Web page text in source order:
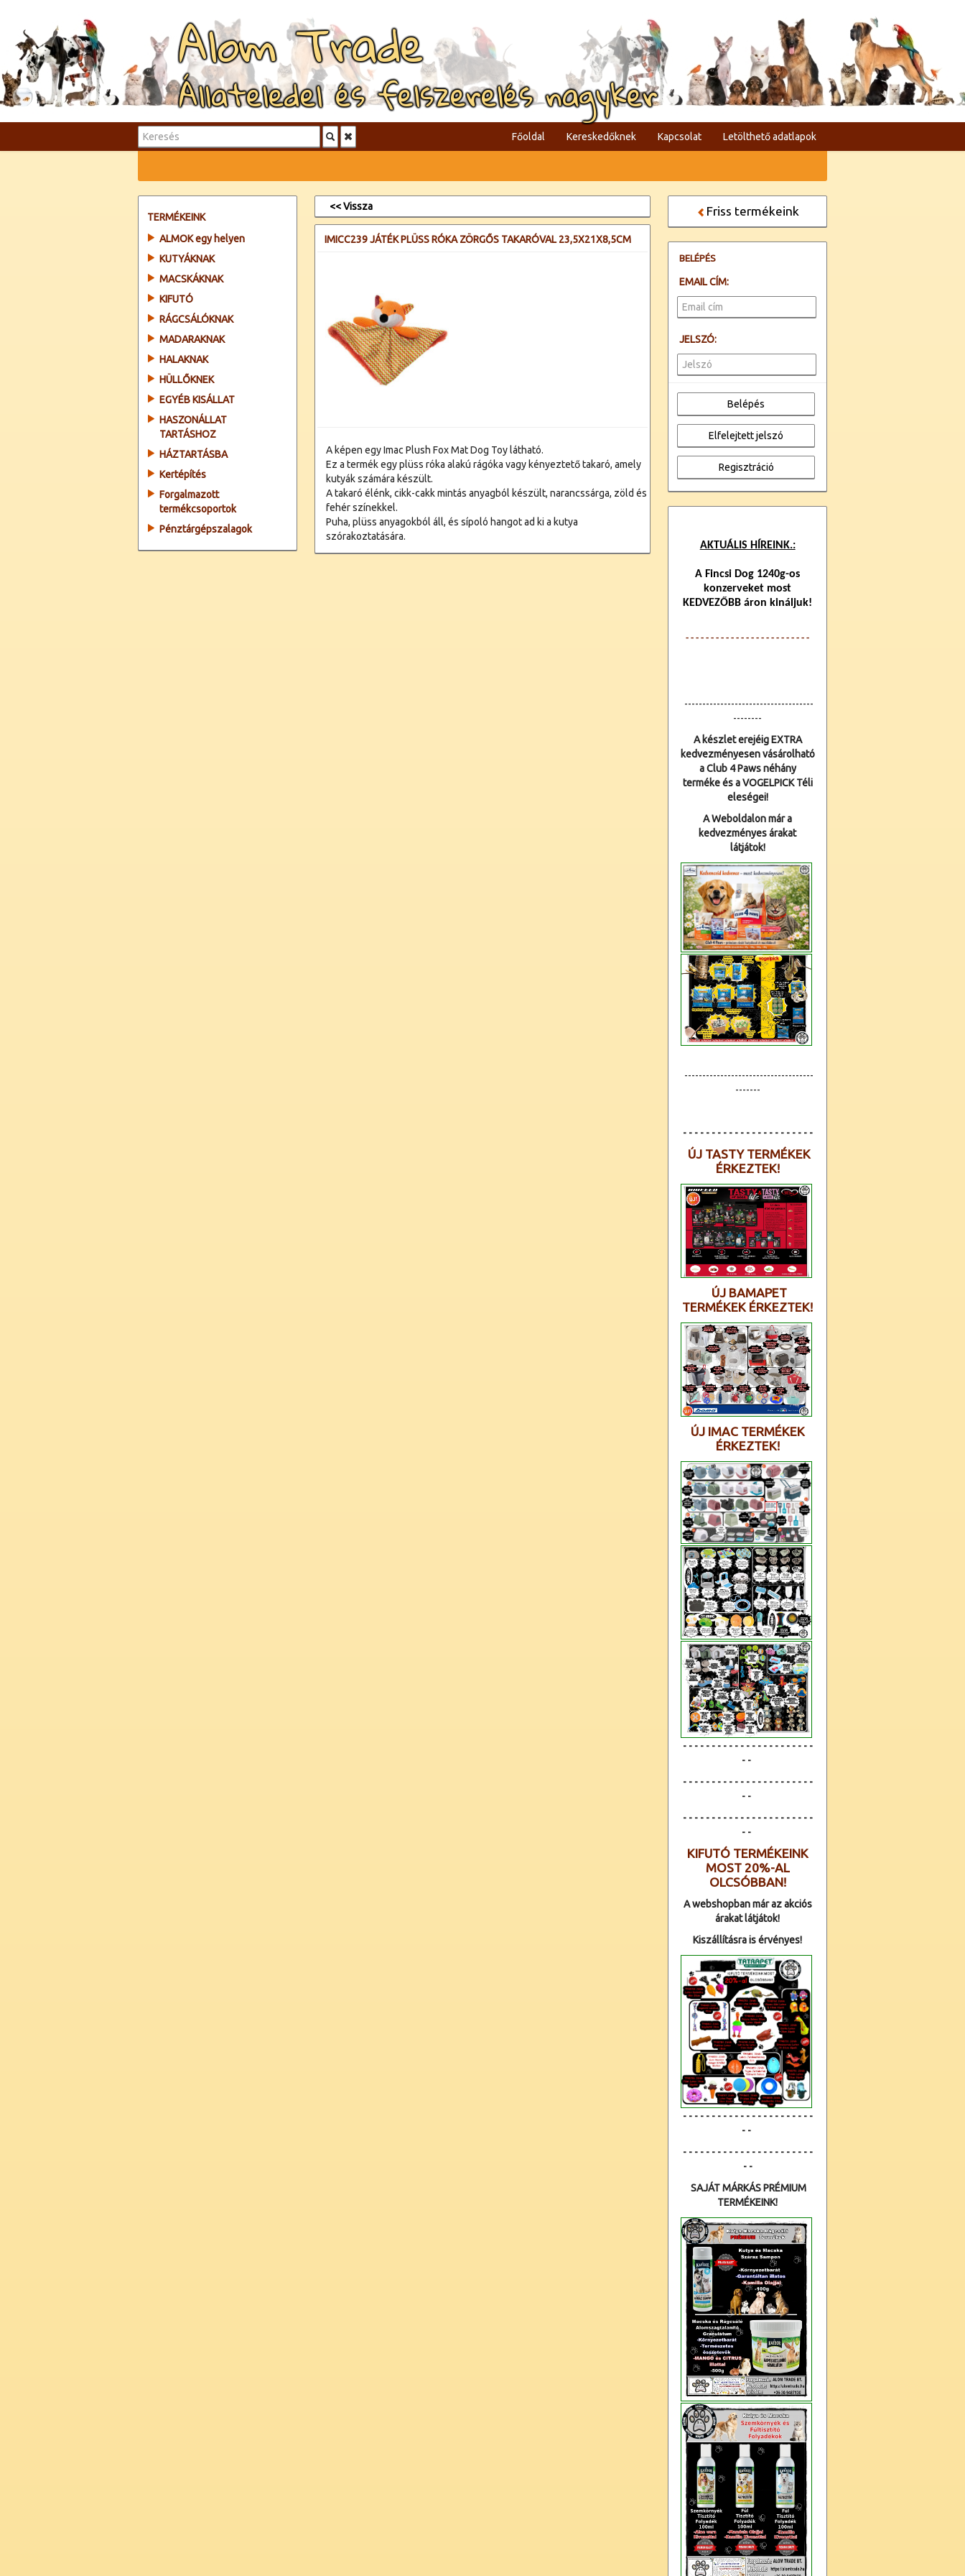
Alom Trade
Állateledel és felszerelés nagyker
Főoldal Kereskedőknek Kapcsolat Letölthető adatlapok
TERMÉKEINK
ALMOK egy helyen
KUTYÁKNAK
MACSKÁKNAK
KIFUTÓ
RÁGCSÁLÓKNAK
MADARAKNAK
HALAKNAK
HÜLLŐKNEK
EGYÉB KISÁLLAT
HASZONÁLLAT
TARTÁSHOZ
HÁZTARTÁSBA
Kertépítés
Forgalmazott
termékcsoportok
Pénztárgépszalagok
<< Vissza
IMICC239 JÁTÉK PLÜSS RÓKA ZÖRGŐS TAKARÓVAL 23,5X21X8,5CM
A képen egy Imac Plush Fox Mat Dog Toy látható.
Ez a termék egy plüss róka alakú rágóka vagy kényeztető takaró, amely
kutyák számára készült.
A takaró élénk, cikk-cakk mintás anyagból készült, narancssárga, zöld és
fehér színekkel.
Puha, plüss anyagokból áll, és sípoló hangot ad ki a kutya
szórakoztatására.
Friss termékeink
BELÉPÉS
EMAIL CÍM:
JELSZÓ:
AKTUÁLIS HÍREINK.:
A Fincsi Dog 1240g-os
konzerveket most
KEDVEZŐBB áron kináljuk!
- - - - - - - - - - - - -- - - - - - - - - - - -
------------------------------------
--------
A készlet erejéig EXTRA
kedvezményesen vásárolható
a Club 4 Paws néhány
terméke és a VOGELPICK Téli
eleségei!
A Weboldalon már a
kedvezményes árakat
látjátok!
------------------------------------
-------
- - - - - - - - - - - - - - - - - - - - - - -
ÚJ TASTY TERMÉKEK
ÉRKEZTEK!
ÚJ BAMAPET
TERMÉKEK ÉRKEZTEK!
ÚJ IMAC TERMÉKEK
ÉRKEZTEK!
- - - - - - - - - - - - - - - - - - - - - - -
- -
- - - - - - - - - - - - - - - - - - - - - - -
- -
- - - - - - - - - - - - - - - - - - - - - - -
- -
KIFUTÓ TERMÉKEINK
MOST 20%-AL
OLCSÓBBAN!
A webshopban már az akciós
árakat látjátok!
Kiszállításra is érvényes!
- - - - - - - - - - - - - - - - - - - - - - -
- -
- - - - - - - - - - - - - - - - - - - - - - -
- -
SAJÁT MÁRKÁS PRÉMIUM
TERMÉKEINK!